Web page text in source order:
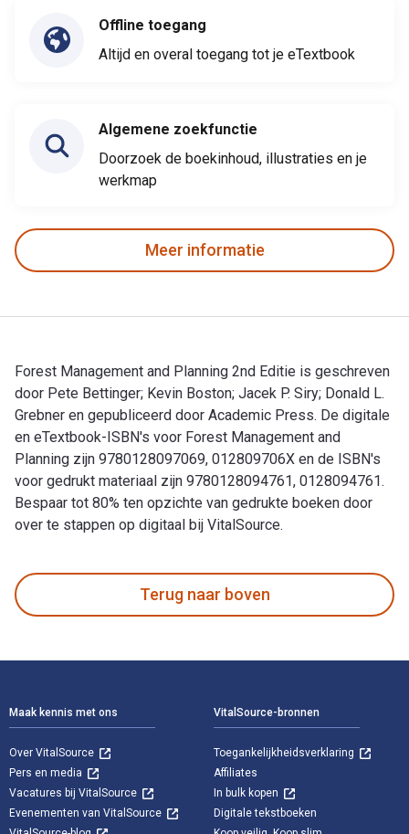
Offline toegang
Altijd en overal toegang tot je eTextbook
Algemene zoekfunctie
Doorzoek de boekinhoud, illustraties en je
werkmap
Meer informatie
Forest Management and Planning 2nd Editie is geschreven
door Pete Bettinger; Kevin Boston; Jacek P. Siry; Donald L.
Grebner en gepubliceerd door Academic Press. De digitale
en eTextbook-ISBN's voor Forest Management and
Planning zijn 9780128097069, 012809706X en de ISBN's
voor gedrukt materiaal zijn 9780128094761, 0128094761.
Bespaar tot 80% ten opzichte van gedrukte boeken door
over te stappen op digitaal bij VitalSource.
Terug naar boven
Maak kennis met ons
Over VitalSource
Pers en media
Vacatures bij VitalSource
Evenementen van VitalSource
VitalSource-bronnen
Toegankelijkheidsverklaring
Affiliates
In bulk kopen
Digitale tekstboeken